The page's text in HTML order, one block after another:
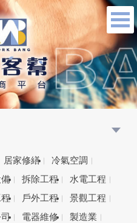
居家修繕
冷氣空調
拆除工程
水電工程
戶外工程
景觀工程
電器維修
製造業